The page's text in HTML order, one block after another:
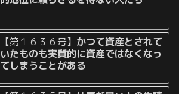
【第１６３６号】 かつて資産とされて
いたものも実質的に資産ではなくなっ
てしまうことがある